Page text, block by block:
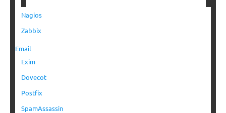
Nagios
Zabbix
Email
Exim
Dovecot
Postfix
SpamAssassin